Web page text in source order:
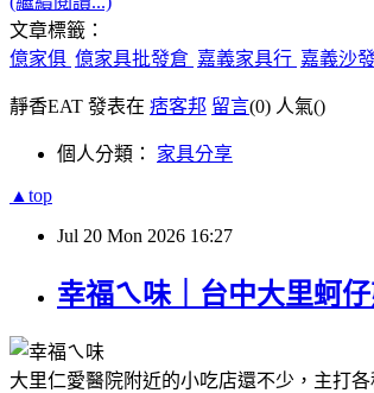
文章標籤：
億家俱 億家具批發倉 嘉義家具行 嘉義沙
靜香EAT 發表在 痞客邦 留言(0) 人氣()
個人分類： 家具分享
▲top
Jul 20 Mon 2026 16:27
幸福ㄟ味｜台中大里蚵
大里仁愛醫院附近的小吃店還不少，主打